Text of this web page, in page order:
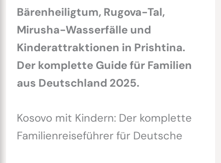
Bärenheiligtum, Rugova-Tal,
Mirusha-Wasserfälle und
Kinderattraktionen in Prishtina.
Der komplette Guide für Familien
aus Deutschland 2025.
Kosovo mit Kindern: Der komplette
Familienreiseführer für Deutsche